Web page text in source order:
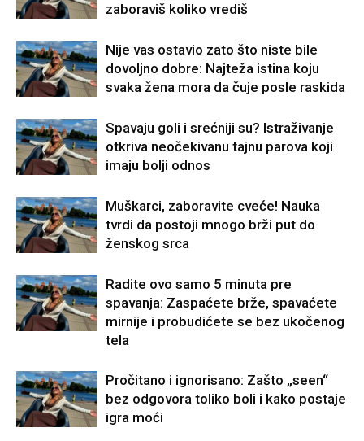
zaboraviš koliko vrediš
Nije vas ostavio zato što niste bile
dovoljno dobre: Najteža istina koju
svaka žena mora da čuje posle raskida
Spavaju goli i srećniji su? Istraživanje
otkriva neočekivanu tajnu parova koji
imaju bolji odnos
Muškarci, zaboravite cveće! Nauka
tvrdi da postoji mnogo brži put do
ženskog srca
Radite ovo samo 5 minuta pre
spavanja: Zaspaćete brže, spavaćete
mirnije i probudićete se bez ukočenog
tela
Pročitano i ignorisano: Zašto „seen“
bez odgovora toliko boli i kako postaje
igra moći